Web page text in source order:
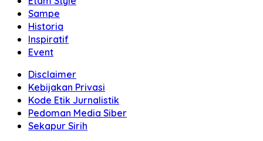
Sampe
Historia
Inspiratif
Event
Disclaimer
Kebijakan Privasi
Kode Etik Jurnalistik
Pedoman Media Siber
Sekapur Sirih